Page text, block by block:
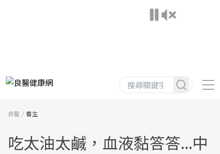
良醫 養生
吃太油太鹹，血液黏答答...中